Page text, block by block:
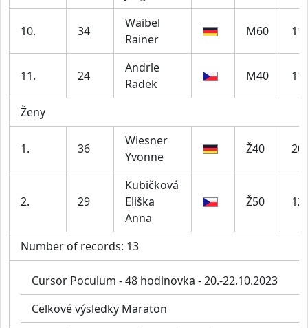
10. 34
Waibel
Rainer
M60 11
11. 24
Andrle
Radek
M40 11
Ženy
1. 36
Wiesner
Yvonne
Ž40 20
2. 29
Kubičková
Eliška
Anna
Ž50 12
Number of records: 13
Cursor Poculum - 48 hodinovka - 20.-22.10.2023
Celkové výsledky Maraton